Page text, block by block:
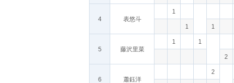
4 表悠斗
1
1
1
5 藤沢里菜
1 1
2
6 蕭鈺洋
2